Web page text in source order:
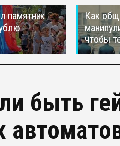
памятник
Как
чтобы
быть